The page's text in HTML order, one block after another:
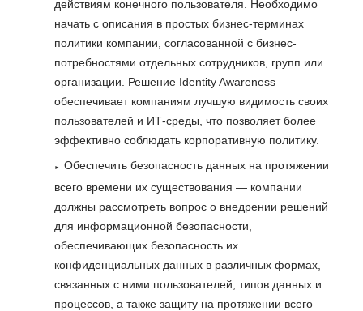
действиям конечного пользователя. Необходимо
начать с описания в простых бизнес-терминах
политики компании, согласованной с бизнес-
потребностями отдельных сотрудников, групп или
организации. Решение Identity Awareness
обеспечивает компаниям лучшую видимость своих
пользователей и ИТ-среды, что позволяет более
эффективно соблюдать корпоративную политику.
Обеспечить безопасность данных на протяжении
всего времени их существования — компании
должны рассмотреть вопрос о внедрении решений
для информационной безопасности,
обеспечивающих безопасность их
конфиденциальных данных в различных формах,
связанных с ними пользователей, типов данных и
процессов, а также защиту на протяжении всего